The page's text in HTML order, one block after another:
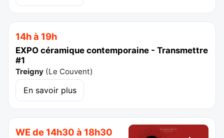
14h à 19h
EXPO céramique contemporaine - Transmettre
#1
Treigny (Le Couvent)
En savoir plus
WE de 14h30 à 18h30